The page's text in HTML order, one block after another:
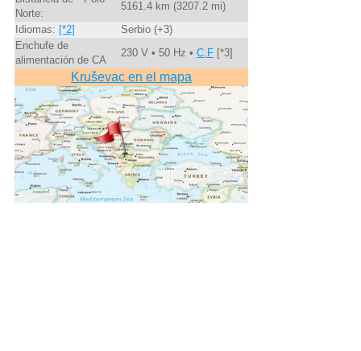
Norte:
5161.4 km (3207.2 mi)
Idiomas: [*2]
Serbio (+3)
Enchufe de
alimentación de CA
230 V • 50 Hz • C,F[*3]
Kruševac en el mapa